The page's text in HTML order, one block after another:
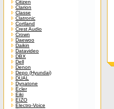
Citizen
Clarion
Classe
Clatronic
Cortland
Crest Audio
Crown
Daewoo
Daikin
Datavideo
DBX
Dell
Denon
Depo (Hyundai)
DUAL
Dynatone
Ecler
Eiki
EIZO
Electro-Voice